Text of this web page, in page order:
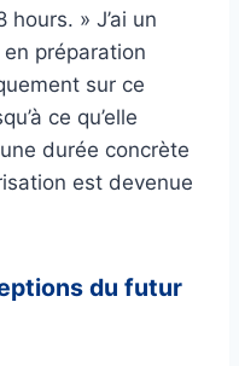
» J’ai un
en préparation
sur ce
ce qu’elle
durée concrète
est devenue
du futur